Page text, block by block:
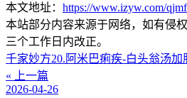
本文地址： https://www.izyw.com/
本站部分内容来源于网络，如有侵
三个工作日内改正。
千家妙方20.阿米巴痢疾-白头翁汤加
« 上一篇
2026-04-26